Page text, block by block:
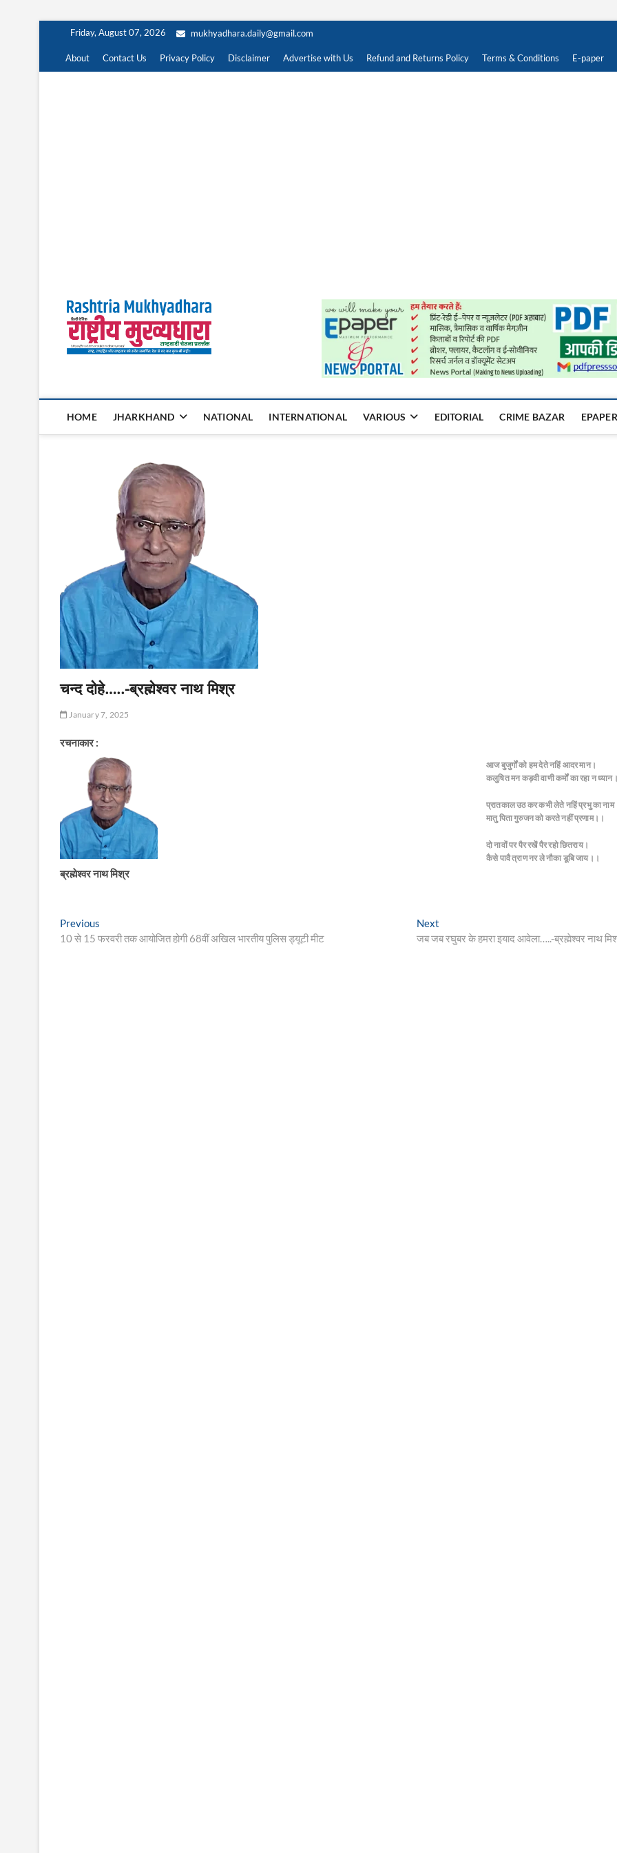
content
Friday, August 07, 2026 mukhyadhara.daily@gmail.com
About Contact Us Privacy Policy Disclaimer Advertise with Us Refund and Returns Policy Terms & Conditions E-paper
Rashtria Mukhyadhara
HOME JHARKHAND NATIONAL INTERNATIONAL VARIOUS EDITORIAL CRIME BAZAR
चन्द दोहे…..-ब्रह्मेश्वर नाथ मिश्र
January 7, 2025
आज बुजुर्गों को हम देते नहिं आदर मान।
कलुषित मन कड़वी वाणी कर्मों का रहा न
प्रातकाल उठ कर कभी लेते नहिं प्रभु का
मातु पिता गुरुजन को करते नहीं प्रणाम।।
दो नावों पर पैर रखें पैर रहो छितराय।
कैसे पावै त्राण नर ले नौका डूबि जाय।।
रचनाकार :
ब्रह्मेश्वर नाथ मिश्र
Post
navigation
Previous
post:
10 से 15 फरवरी तक आयोजित होगी 68वीं अखिल भारतीय पुलिस ड्यूटी मीट
Next
post:
जब जब रघुबर के हमरा इयाद आवेला…..-ब्रह्मेश्वर नाथ